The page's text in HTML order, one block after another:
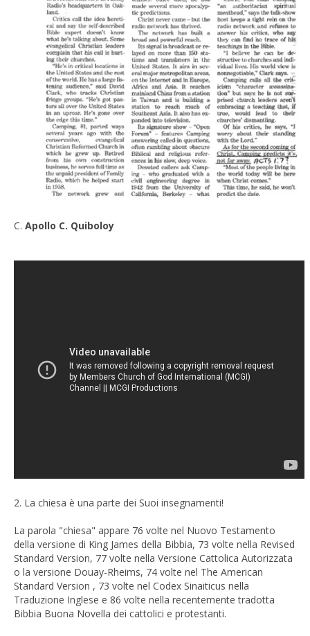
C. Apollo C. Quiboloy
2. La chiesa è una parte dei Suoi insegnamenti!
La parola "chiesa" appare 76 volte nel Nuovo Testamento
della versione di King James della Bibbia, 73 volte nella Revised
Standard Version, 77 volte nella Versione Cattolica Autorizzata
o la versione Douay-Rheims, 74 volte nel The American
Standard Version , 73 volte nel Codex Sinaiticus nella
Traduzione Inglese e 86 volte nella recentemente tradotta
Bibbia Buona Novella dei cattolici e protestanti.